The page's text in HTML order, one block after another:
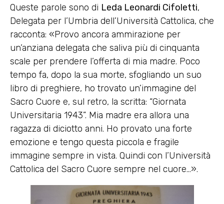
Queste parole sono di Leda Leonardi Cifoletti,
Delegata per l’Umbria dell’Università Cattolica, che
racconta: «Provo ancora ammirazione per
un’anziana delegata che saliva più di cinquanta
scale per prendere l’offerta di mia madre. Poco
tempo fa, dopo la sua morte, sfogliando un suo
libro di preghiere, ho trovato un’immagine del
Sacro Cuore e, sul retro, la scritta: “Giornata
Universitaria 1943”. Mia madre era allora una
ragazza di diciotto anni. Ho provato una forte
emozione e tengo questa piccola e fragile
immagine sempre in vista. Quindi con l’Università
Cattolica del Sacro Cuore sempre nel cuore…».